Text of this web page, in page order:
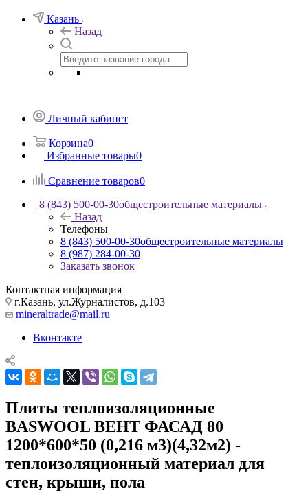
Казань
Назад
Личный кабинет
Корзина0
Избранные товары0
Сравнение товаров0
8 (843) 500-00-30общестроительные материалы
Назад
Телефоны
8 (843) 500-00-30общестроительные материалы
8 (987) 284-00-30
Заказать звонок
Контактная информация
г.Казань, ул.Журналистов, д.103
mineraltrade@mail.ru
Вконтакте
Плиты теплоизоляционные
BASWOOL ВЕНТ ФАСАД 80
1200*600*50 (0,216 м3)(4,32м2) -
теплоизоляционный материал для
стен, крыши, пола